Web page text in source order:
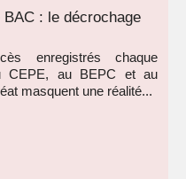
: le décrochage
enregistrés chaque
CEPE, au BEPC et au
masquent une réalité...